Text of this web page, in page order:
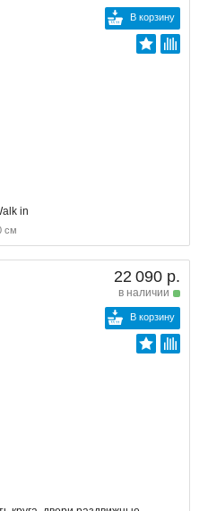
В корзину
in
см
22 090 р.
в наличии
В корзину